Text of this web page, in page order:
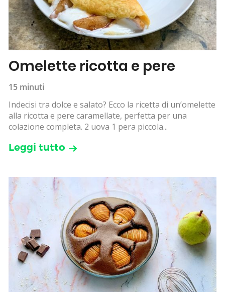
Omelette ricotta e pere
15 minuti
Indecisi tra dolce e salato? Ecco la ricetta di un’omelette
alla ricotta e pere caramellate, perfetta per una
colazione completa. 2 uova 1 pera piccola...
Leggi tutto